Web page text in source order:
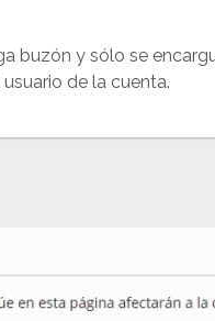
buzón y sólo se
de la cuenta.